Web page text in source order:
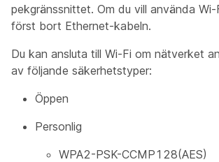
pekgränssnittet. Om du vill använda
först bort Ethernet-kabeln.
Du kan ansluta till Wi-Fi om nätverket
av följande säkerhetstyper:
Öppen
Personlig
WPA2-PSK-CCMP128(AES)